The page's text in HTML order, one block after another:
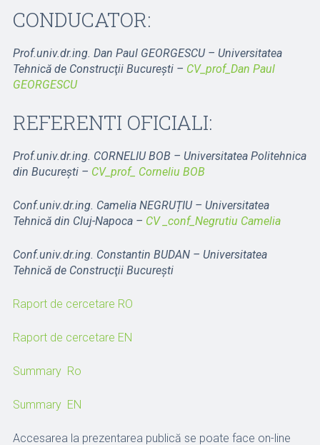
CONDUCATOR:
Prof.univ.dr.ing. Dan Paul GEORGESCU – Universitatea
Tehnică de Construcţii Bucureşti – CV_prof_Dan Paul
GEORGESCU
REFERENTI OFICIALI:
Prof.univ.dr.ing. CORNELIU BOB – Universitatea Politehnica
din București – CV_prof_ Corneliu BOB
Conf.univ.dr.ing. Camelia NEGRUȚIU – Universitatea
Tehnică din Cluj-Napoca – CV _conf_Negrutiu Camelia
Conf.univ.dr.ing. Constantin BUDAN – Universitatea
Tehnică de Construcţii Bucureşti
Raport de cercetare RO
Raport de cercetare EN
Summary Ro
Summary EN
Accesarea la prezentarea publică se poate face on-line